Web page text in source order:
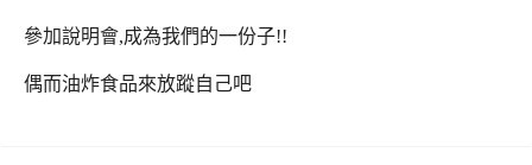
參加說明會,成為我們的一份子!!
偶而油炸食品來放蹤自己吧